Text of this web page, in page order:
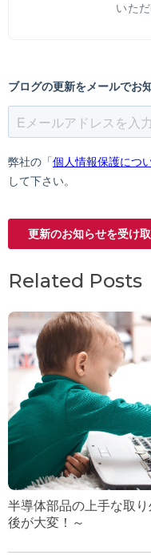
いた
Related Posts
半導体部品の上手な取
後が大変！～